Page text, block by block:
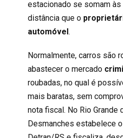
estacionado se somam
distância que o
automóvel.
Normalmente, carros são
abastecer o mercado
roubadas, no qual é
mais baratas, sem
nota fiscal. No Rio Grande
Desmanches estabelece